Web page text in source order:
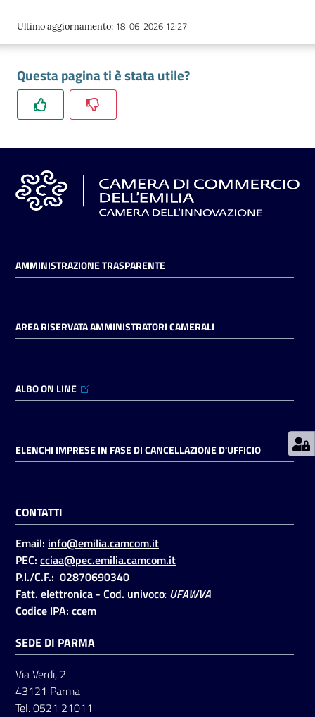
territorio
Tutelare
l'Impresa
e
Consumatore
L'impresa
Prenotazioni
Pagamenti
on line
Accedi
Registrati
Seguici
su
Ultimo aggiornamento: 18-06-2026 12:27
Questa pagina ti è stata utile?
AMMINISTRAZIONE TRASPARENTE
AREA RISERVATA AMMINISTRATORI CAMERALI
ALBO ON LINE
ELENCHI IMPRESE IN FASE DI CANCELLAZIONE D'UFFICIO
CONTATTI
Email: info@emilia.camcom.it
PEC: cciaa@pec.emilia.camcom.it
P.I./C.F.: 02870690340
Fatt. elettronica - Cod. univoco: UFAWVA
Codice IPA: ccem
SEDE DI PARMA
Via Verdi, 2
43121 Parma
Tel.0521 21011